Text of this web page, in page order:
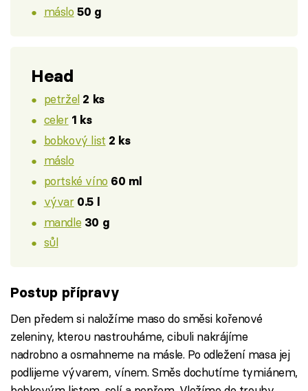
máslo 50 g
Head
petržel 2 ks
celer 1 ks
bobkový list 2 ks
máslo
portské víno 60 ml
vývar 0.5 l
mandle 30 g
sůl
Postup přípravy
Den předem si naložíme maso do směsi kořenové
zeleniny, kterou nastrouháme, cibuli nakrájíme
nadrobno a osmahneme na másle. Po odležení masa jej
podlijeme vývarem, vínem. Směs dochutíme tymiánem,